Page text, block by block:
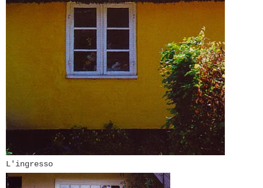
L'ingresso